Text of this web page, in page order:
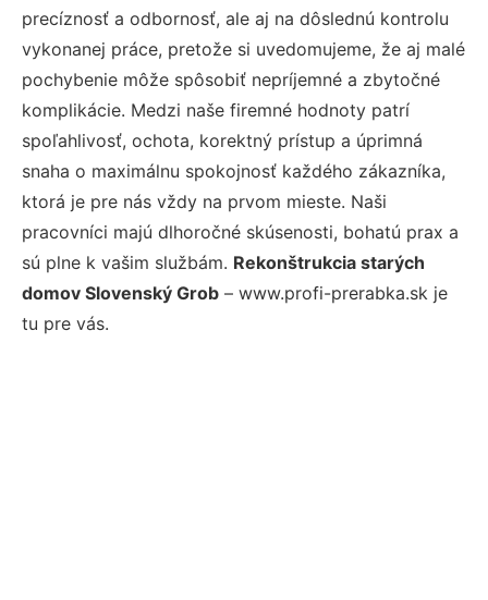
precíznosť a odbornosť, ale aj na dôslednú kontrolu
vykonanej práce, pretože si uvedomujeme, že aj malé
pochybenie môže spôsobiť nepríjemné a zbytočné
komplikácie. Medzi naše firemné hodnoty patrí
spoľahlivosť, ochota, korektný prístup a úprimná
snaha o maximálnu spokojnosť každého zákazníka,
ktorá je pre nás vždy na prvom mieste. Naši
pracovníci majú dlhoročné skúsenosti, bohatú prax a
sú plne k vašim službám. Rekonštrukcia starých
domov Slovenský Grob – www.profi-prerabka.sk je
tu pre vás.